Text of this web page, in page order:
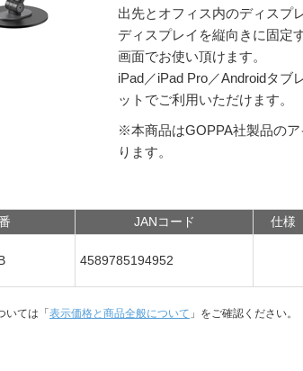
出先とオフィス内のディスプ
ディスプレイを縦向きに固定
画面でお使い頂けます。
iPad／iPad Pro／Androidタブ
ットでご利用いただけます。
※本商品はGOPPA社製品の
ります。
JANコード 仕様
4589785194952
ては「 表示価格と商品全般について 」をご確認ください。